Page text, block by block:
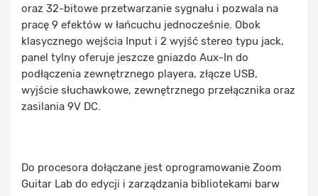
oraz 32-bitowe przetwarzanie sygnału i pozwala na
pracę 9 efektów w łańcuchu jednocześnie. Obok
klasycznego wejścia Input i 2 wyjść stereo typu jack,
panel tylny oferuje jeszcze gniazdo Aux-In do
podłączenia zewnętrznego playera, złącze USB,
wyjście słuchawkowe, zewnętrznego przełącznika oraz
zasilania 9V DC.
Do procesora dołączane jest oprogramowanie Zoom
Guitar Lab do edycji i zarządzania bibliotekami barw